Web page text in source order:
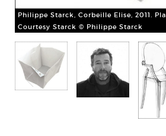
Philippe Starck, Corbeille Elise, 2011.
Courtesy Starck © Philippe Starck